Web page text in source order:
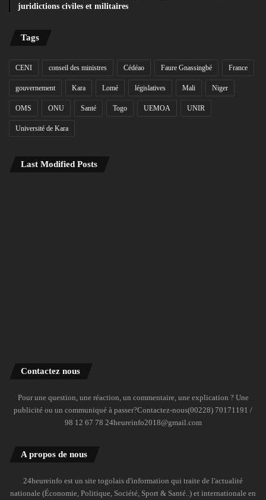
juridictions civiles et militaires
Tags
CENI conseil des ministres Cédéao Faure Gnassingbé France
gouvernement Kara Lomé législatives Mali Niger
OMS ONU Santé Togo UEMOA UNIR
Université de Kara
Last Modified Posts
Contactez nous
Pour une question, une réaction, un commentaire, une explication ? Une
publicité ou un communiqué à passer?Contactez-nous(00228) 70171191 /
98 12 67 78 24heureinfo2018@gmail.com
A propos de nous
24heureinfo est un site togolais d'information qui traite de l'actualité
nationale (Économie, Politique, Société, Sport & Santé..) et internationale en